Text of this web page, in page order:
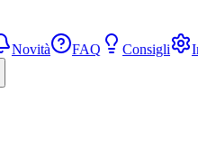
Novità FAQ Consigli